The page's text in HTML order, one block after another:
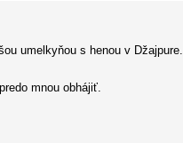
umelkyňou s henou v Džajpure.
mnou obhájiť.